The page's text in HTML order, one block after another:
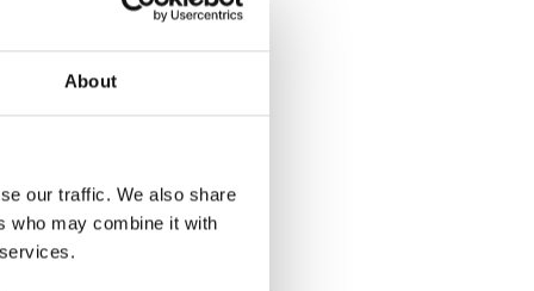
About
our traffic. We also share
who may combine it with